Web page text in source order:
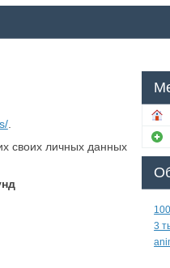
.
своих личных данных
3